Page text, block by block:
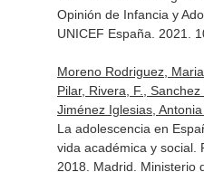
Opinión de Infancia y
UNICEF España. 2021.
Moreno Rodriguez,
Pilar, Rivera, F.,
Jiménez Iglesias, Antonia
La adolescencia en
vida académica y social.
2018. Madrid. Ministerio